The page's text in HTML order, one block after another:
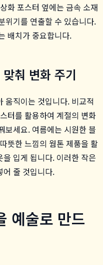
화 포스터 옆에는 금속 소재
위기를 연출할 수 있습니다.
배치가 중요합니다.
춰 변화 주기
움직이는 것입니다. 비교적
터를 활용하여 계절의 변화
보세요. 여름에는 시원한 블
뜻한 느낌의 웜톤 제품을 활
입게 됩니다. 이러한 작은
어 줄 것입니다.
예술로 만드